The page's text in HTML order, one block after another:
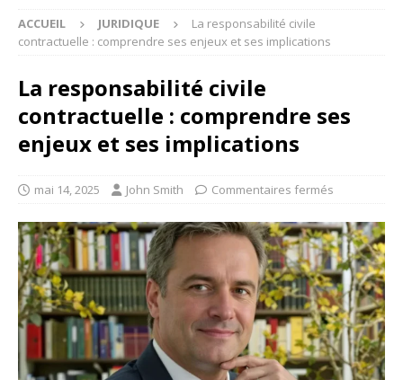
ACCUEIL JURIDIQUE
La responsabilité civile
contractuelle : comprendre ses enjeux et ses implications
La responsabilité civile
contractuelle : comprendre ses
enjeux et ses implications
mai 14, 2025 John Smith Commentaires fermés